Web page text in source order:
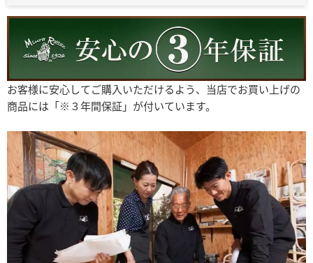
お客様に安心してご購入いただけるよう、当店でお買い上げの
商品には「※３年間保証」が付いています。